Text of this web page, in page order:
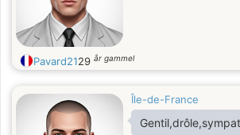
Pavard2129 år gammel
Île-de-France